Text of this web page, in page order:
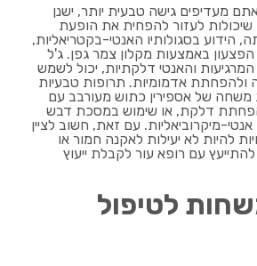
מעדיפים גישה טבעית יותר, ישנן
שיכולות לעזור להפחית את הופעת
הידוע בסגולותיו האנטי-בקטריאליות,
הפצעון באמצעות מקלון צמר גפן. ג'ל
המרגיעות והאנטי דלקתיות, יכול לשמש
ולהפחתת אדמומיות. תרופות טבעיות
משחה של אספירין כתוש מעורבב עם
דלקת, או שימוש במסכת דבש
אנטי-מיקרוביאליות. עם זאת, חשוב לציין
להיות לא יעילות לאקנה חמור או
עם רופא עור לקבלת ייעוץ
לטיפול